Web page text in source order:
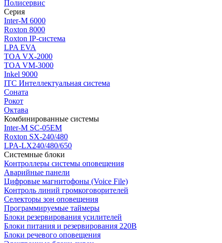
Полисервис
Серия
Inter-M 6000
Roxton 8000
Roxton IP-система
LPA EVA
TOA VX-2000
TOA VM-3000
Inkel 9000
ITC Интеллектуальная система
Соната
Рокот
Октава
Комбинированные системы
Inter-M SC-05EM
Roxton SX-240/480
LPA-LX240/480/650
Системные блоки
Контроллеры системы оповещения
Аварийные панели
Цифровые магнитофоны (Voice File)
Контроль линий громкоговорителей
Селекторы зон оповещения
Программируемые таймеры
Блоки резервирования усилителей
Блоки питания и резервирования 220В
Блоки речевого оповещения